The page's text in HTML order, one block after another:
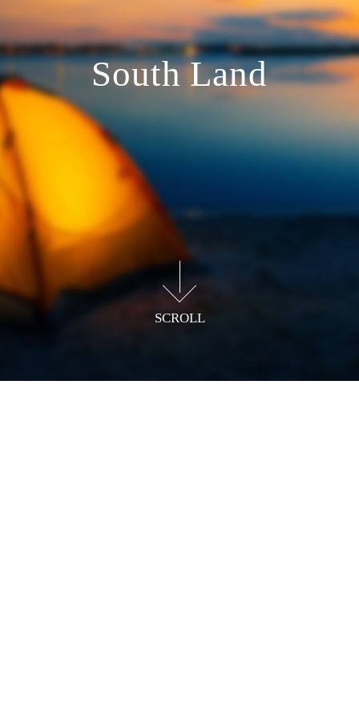
South Land
SCROLL
日常を支え非常時に備える
実戦派のギアが揃う